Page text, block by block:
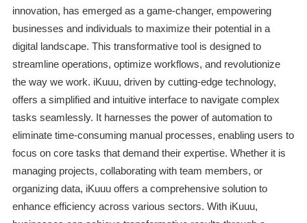
innovation, has emerged as a game-changer, empowering
businesses and individuals to maximize their potential in a
digital landscape. This transformative tool is designed to
streamline operations, optimize workflows, and revolutionize
the way we work. iKuuu, driven by cutting-edge technology,
offers a simplified and intuitive interface to navigate complex
tasks seamlessly. It harnesses the power of automation to
eliminate time-consuming manual processes, enabling users to
focus on core tasks that demand their expertise. Whether it is
managing projects, collaborating with team members, or
organizing data, iKuuu offers a comprehensive solution to
enhance efficiency across various sectors. With iKuuu,